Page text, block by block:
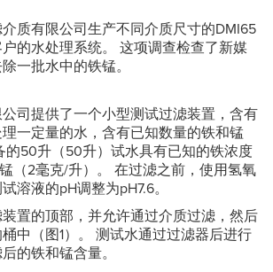
质有限公司生产不同介质尺寸的DMI65
的水处理系统。 这项调查检查了新媒
一批水中的铁锰。
司提供了一个小型测试过滤装置，含有
理一定量的水，含有已知数量的铁和锰
的50升（50升）试水具有已知的铁浓度
（2毫克/升）。 在过滤之前，使用氢氧
溶液的pH调整为pH7.6。
置的顶部，并允许通过介质过滤，然后
中（图1）。 测试水通过过滤器后进行
的铁和锰含量。